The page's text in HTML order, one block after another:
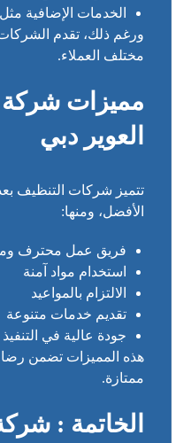
الخدمات الإضافية
ورغم ذلك، تقدم
مختلف العملاء.
مميزات
العوير دبي
تتميز شركات التنظيف
الأفضل، ومنها:
فريق عمل محترف
استخدام مواد آمنة
الالتزام بالمواعيد
تقديم خدمات متنوعة
جودة عالية في التنفيذ
هذه المميزات تضمن رضا
ممتازة.
الخاتمة :